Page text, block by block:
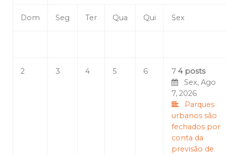
Dom Seg Ter Qua Qui Sex
2 3 4 5 6 7 4 posts
Sex, Ago
7, 2026
Parques
urbanos são
fechados por
conta da
previsão de